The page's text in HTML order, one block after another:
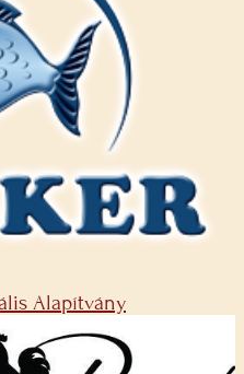
Alapítvány